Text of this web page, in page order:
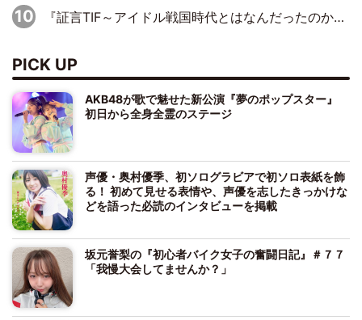
『証言TIF～アイドル戦国時代とはなんだったのか～』第10回：さくら学院・武藤彩未×飯田らうら「正直、中3で辞めるというのを信じてなくて。そう言われてはいたけど、嘘でしょって」
PICK UP
AKB48が歌で魅せた新公演『夢のポップスター』
初日から全身全霊のステージ
声優・奥村優季、初ソログラビアで初ソロ表紙を飾
る！ 初めて見せる表情や、声優を志したきっかけな
どを語った必読のインタビューを掲載
坂元誉梨の『初心者バイク女子の奮闘日記』＃７７
「我慢大会してませんか？」